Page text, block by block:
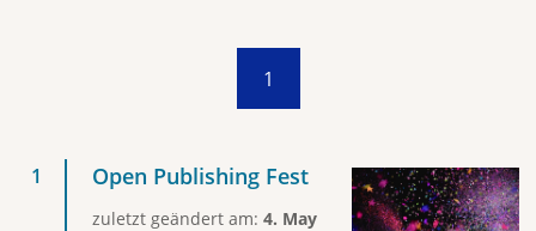
1
Open Publishing Fest
zuletzt geändert am: 4. May